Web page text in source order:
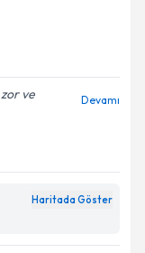
ve
Devamı
Haritada Göster